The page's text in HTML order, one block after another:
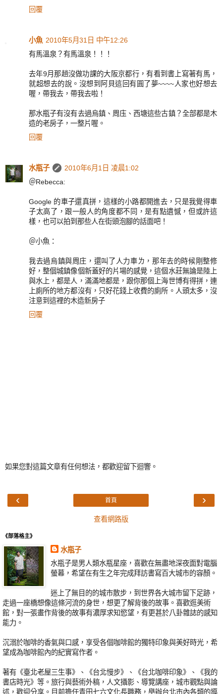
回覆
小魚 2010年5月31日 中午12:26
有馬溫泉？有馬溫泉！！！
去年9月那趟沒做功課的大阪京都行，有看到書上寫著有馬，
就超想去的說。沒想到阿貝這回有圓了夢~~~~人家也好想去
喔，帶我去，帶我去啦！
那水瓶子有沒有去過烏鎮、周庒、西塘這些古鎮？全部都是木
造的老房子，一整片喔。
回覆
水瓶子
2010年6月1日 凌晨1:02
＠Rebecca:
Google 的車子還真拼，這樣的小路都開進去，只是我覺得車
子太高了，跟一般人的角度都不同，是有點遺憾，但或許這
樣，也可以拍到那些人在街頭泡腳的話面吧！
＠小魚：
我去過烏鎮與周庄，還叫了人力車ㄌ，那年去的時候剛整修
好，整個城鎮像個新蓋好的片場的感覺，這個水莊無論是陸上
與水上，都是人，滿滿地都是，跟你那個上海世博有得拼，連
上廁所的地方都沒有，只好花錢上收費的廁所。人頭太多，沒
注意到這裡的木造新房子
回覆
如果您對這篇文章有任何想法，都歡迎留下迴響。
‹ ›
首頁
查看網路版
《部落格主》
水瓶子
水瓶子是男人類水瓶星座，喜歡在無盡地深夜面對電腦
螢幕，希望在有生之年完成拜訪書寫百大城市的容顏。
迷上了無目的的城市散步，到世界各大城市留下足跡，
走過一座橋想像這條河流的身世，想更了解背後的故事。喜歡逛美術
館，對一張畫作背後的故事有濃厚求知慾望，有更甚於八卦雜誌的感知
能力。
沉溺於咖啡的香氣與口感，享受各個咖啡館的獨特印象與美好時光，希
望成為咖啡館內的紀實寫作者。
著有《臺北老屋三生事》、《台北慢步》、《台北咖啡印象》、《我的
書店時光》等。旅行與藝術外稿，人文攝影、導覽講座，城市觀點與論
述，歡迎分享。目前擔任青田七六文化長職務，舉辦台北市內各類的導